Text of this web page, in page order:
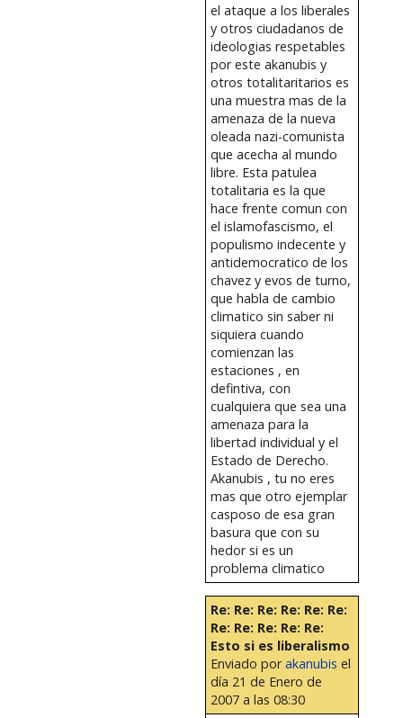
el ataque a los liberales
y otros ciudadanos de
ideologias respetables
por este akanubis y
otros totalitaritarios es
una muestra mas de la
amenaza de la nueva
oleada nazi-comunista
que acecha al mundo
libre. Esta patulea
totalitaria es la que
hace frente comun con
el islamofascismo, el
populismo indecente y
antidemocratico de los
chavez y evos de turno,
que habla de cambio
climatico sin saber ni
siquiera cuando
comienzan las
estaciones , en
defintiva, con
cualquiera que sea una
amenaza para la
libertad individual y el
Estado de Derecho.
Akanubis , tu no eres
mas que otro ejemplar
casposo de esa gran
basura que con su
hedor si es un
problema climatico
Re: Re: Re: Re: Re: Re:
Re: Re: Re: Re: Re:
Esto si es liberalismo
Enviado porakanubis el
día 21 de Enero de
2007 a las 08:30